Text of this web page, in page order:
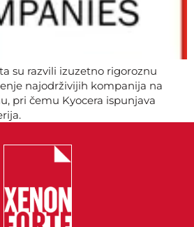
su razvili izuzetno rigoroznu
najodrživijih kompanija na
pri čemu Kyocera ispunjava